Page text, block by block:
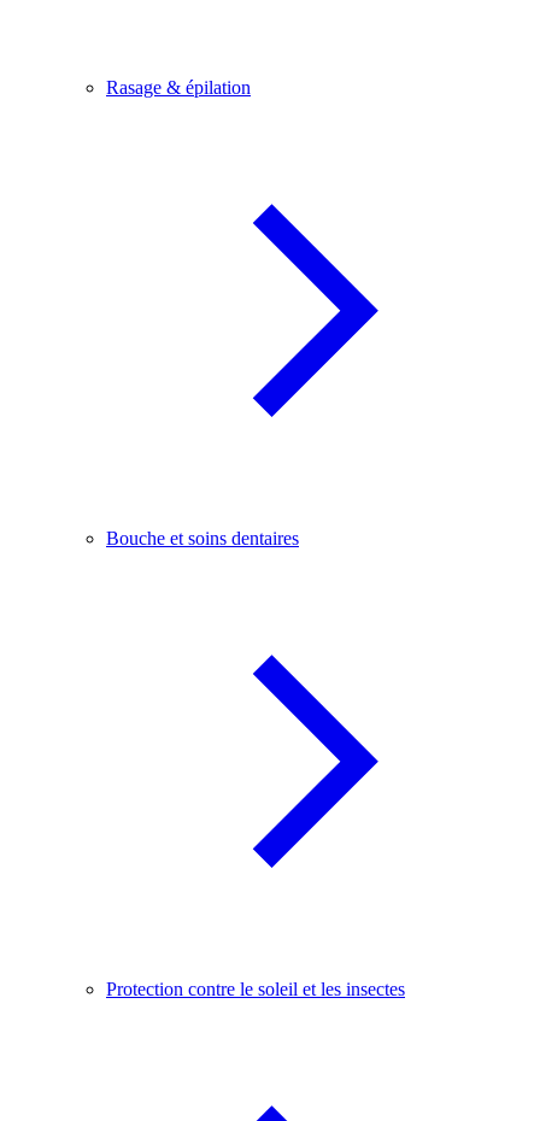
Rasage & épilation
Bouche et soins dentaires
Protection contre le soleil et les insectes